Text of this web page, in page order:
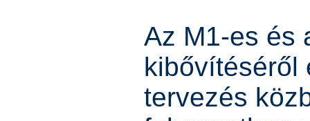
Az M1-es és
kibővítéséről
tervezés